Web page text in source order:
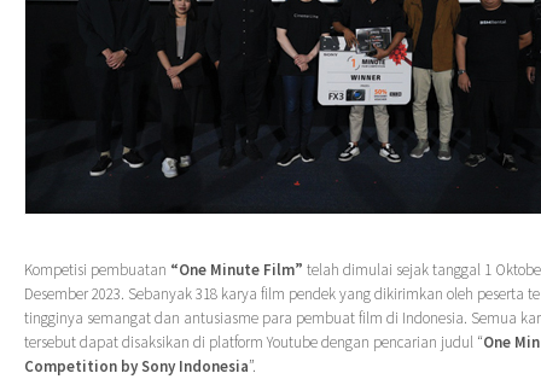
Kompetisi pembuatan “One Minute Film” telah dimulai sejak tanggal 1
Desember 2023. Sebanyak 318 karya film pendek yang dikirimkan oleh peserta
tingginya semangat dan antusiasme para pembuat film di Indonesia. Semua
tersebut dapat disaksikan di platform Youtube dengan pencarian judul “One
Competition bySony Indonesia”.